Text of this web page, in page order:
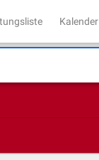
Kalender